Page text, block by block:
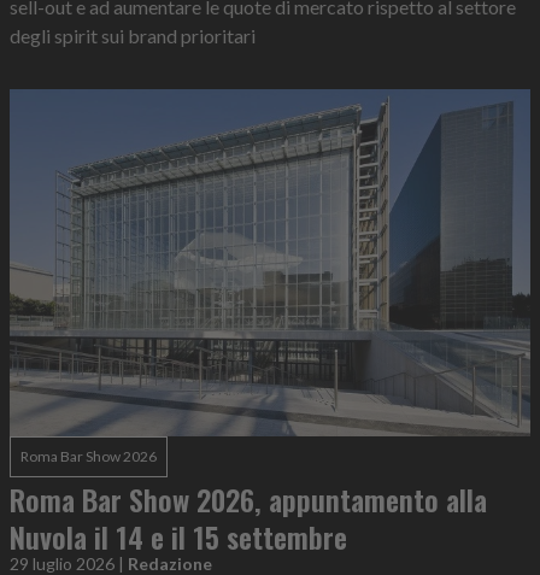
sell-out e ad aumentare le quote di mercato rispetto al settore
degli spirit sui brand prioritari
Roma Bar Show 2026
Roma Bar Show 2026, appuntamento alla
Nuvola il 14 e il 15 settembre
29 luglio 2026 | Redazione